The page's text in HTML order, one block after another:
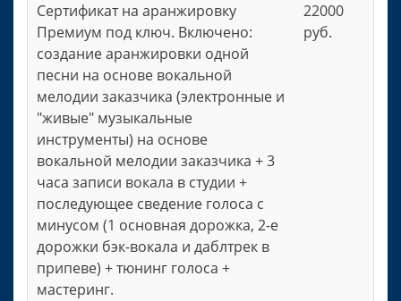
Сертификат на аранжировку
Премиум под ключ. Включено:
создание аранжировки одной
песни на основе вокальной
мелодии заказчика (электронные и
"живые" музыкальные
инструменты) на основе
вокальной мелодии заказчика + 3
часа записи вокала в студии +
последующее сведение голоса с
минусом (1 основная дорожка, 2-е
дорожки бэк-вокала и даблтрек в
припеве) + тюнинг голоса +
мастеринг.
22000
руб.